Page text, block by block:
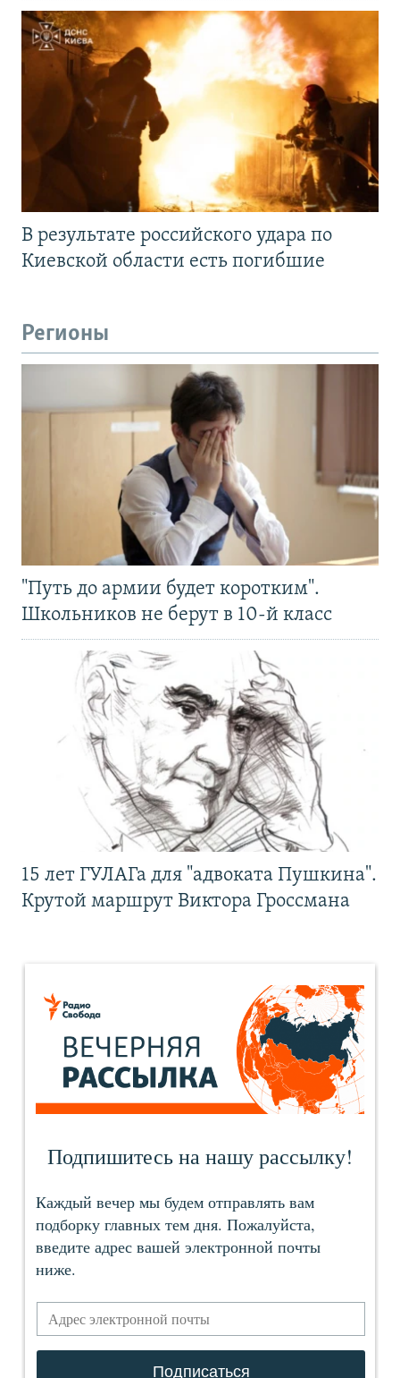
В результате российского удара по
Киевской области есть погибшие
Регионы
"Путь до армии будет коротким".
Школьников не берут в 10-й класс
15 лет ГУЛАГа для "адвоката Пушкина".
Крутой маршрут Виктора Гроссмана